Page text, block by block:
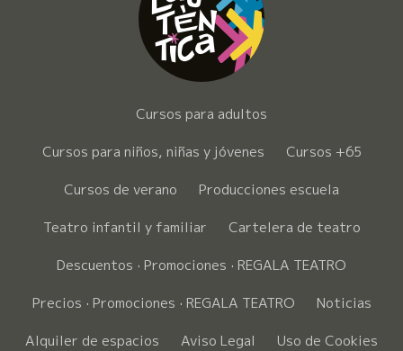
Cursos para adultos
Cursos para niños, niñas y jóvenes
Cursos +65
Cursos de verano
Producciones escuela
Teatro infantil y familiar
Cartelera de teatro
Descuentos · Promociones · REGALA TEATRO
Precios · Promociones · REGALA TEATRO
Noticias
Alquiler de espacios
Aviso Legal
Uso de Cookies